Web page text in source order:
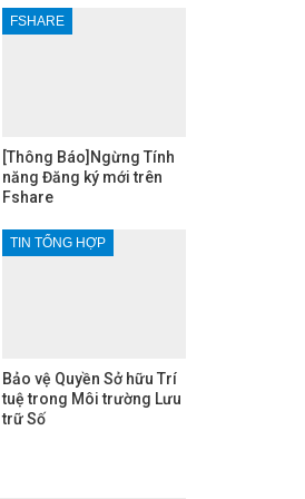
FSHARE
[Thông Báo]Ngừng Tính
năng Đăng ký mới trên
Fshare
TIN TỔNG HỢP
Bảo vệ Quyền Sở hữu Trí
tuệ trong Môi trường Lưu
trữ Số